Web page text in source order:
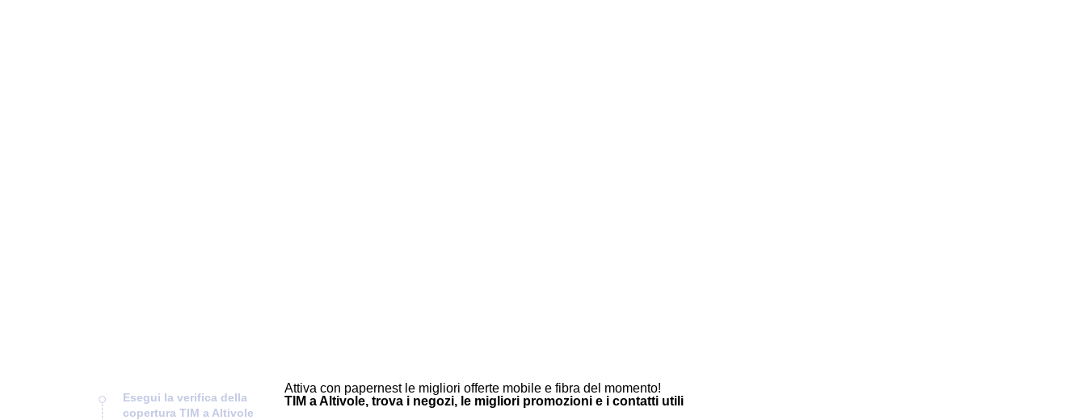
Esegui la verifica della
copertura TIM a Altivole
Attiva con papernest le migliori offerte mobile e fibra del momento!
TIM a Altivole, trova i negozi, le migliori promozioni e i contatti utili